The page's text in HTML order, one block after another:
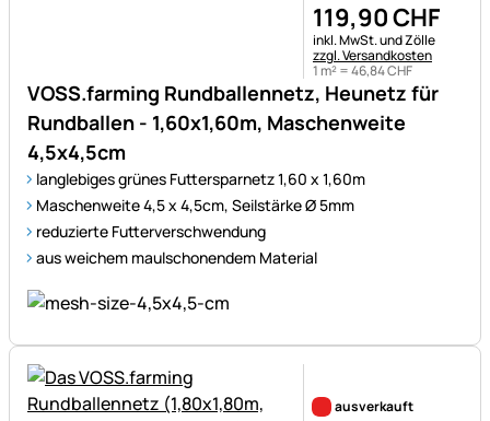
VOSS.farming Rundballennetz, Heunetz für
Rundballen - 1,60x1,60m, Maschenweite
4,5x4,5cm
langlebiges grünes Futtersparnetz 1,60 x 1,60m
Maschenweite 4,5 x 4,5cm, Seilstärke Ø 5mm
reduzierte Futterverschwendung
aus weichem maulschonendem Material
119,90CHF
Steuerhinweis:
inkl. MwSt. und Zölle
zzgl. Versandkosten
1 m² =46,84CHF
ausverkauft